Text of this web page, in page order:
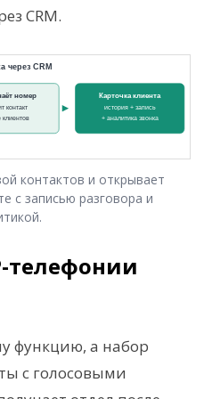
CRM.
контактов и открывает
с записью разговора и
телефонии
функцию, а набор
с голосовыми